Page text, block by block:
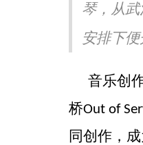
琴，从
安排下
音乐创
桥Out of
同创作 ，